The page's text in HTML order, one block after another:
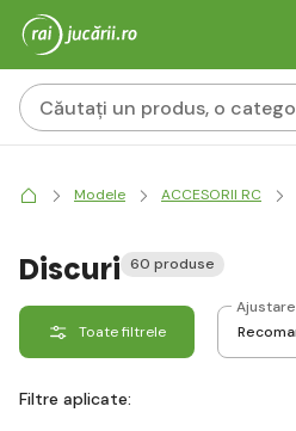
Modele ACCESORII RC
Discuri 60 produse
Toate filtrele
Ajustare
Filtre aplicate: